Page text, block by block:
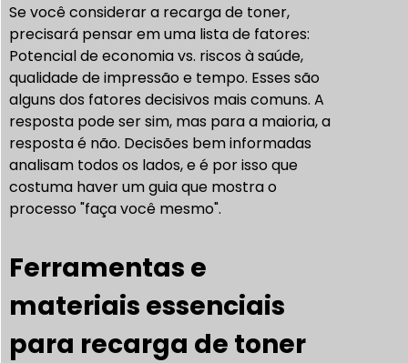
Se você considerar a recarga de toner,
precisará pensar em uma lista de fatores:
Potencial de economia vs. riscos à saúde,
qualidade de impressão e tempo. Esses são
alguns dos fatores decisivos mais comuns. A
resposta pode ser sim, mas para a maioria, a
resposta é não. Decisões bem informadas
analisam todos os lados, e é por isso que
costuma haver um guia que mostra o
processo "faça você mesmo".
Ferramentas e
materiais essenciais
para recarga de toner